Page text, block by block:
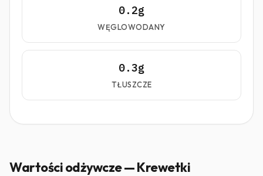
0.2g
WĘGLOWODANY
0.3g
TŁUSZCZE
Wartości odżywcze — Krewetki